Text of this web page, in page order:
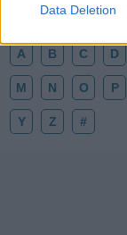
Data Deletion
Top
A B C D
M N O P
Y Z #